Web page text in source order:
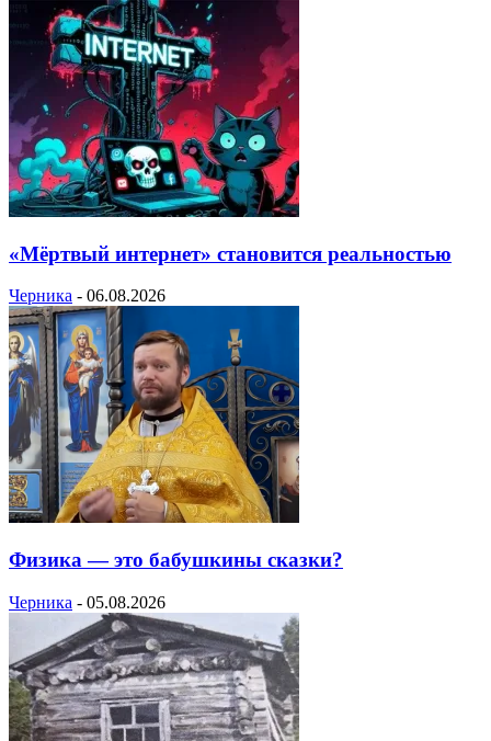
«Мёртвый интернет» становится реальностью
Черника - 06.08.2026
Физика — это бабушкины сказки?
Черника - 05.08.2026